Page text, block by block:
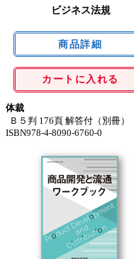
ビジネス法規
カートに入れる
体裁
Ｂ５判 176頁 解答付（別冊）
ISBN978-4-8090-6760-0